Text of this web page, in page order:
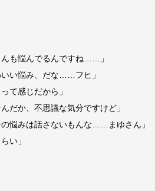
も悩んでるんですね……」
い悩み、だな……フヒ」
て感じだから」
か、不思議な気分ですけど」
悩みは話さないもんな……まゆさん」
い」